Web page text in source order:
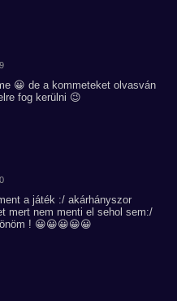
😀 de a kommeteket olvasván
fog kerülni 😉
a játék :/ akárhányszor
mert nem menti el sehol sem:/
! 😀😀😀😀😀